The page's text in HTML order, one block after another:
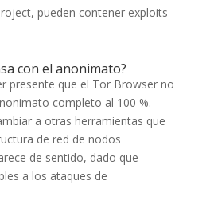
pueden contener exploits
con el anonimato?
presente que el Tor Browser no
completo al 100 %.
a otras herramientas que
de red de nodos
de sentido, dado que
a los ataques de